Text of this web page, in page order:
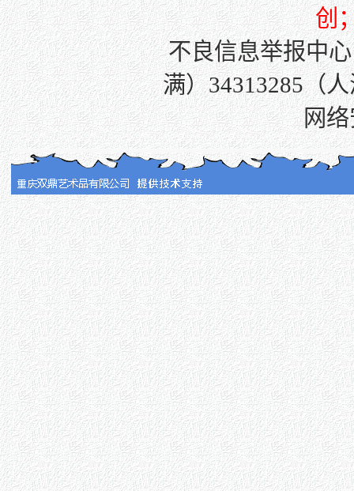
创
不良信息举报中心
满）34313285（
网